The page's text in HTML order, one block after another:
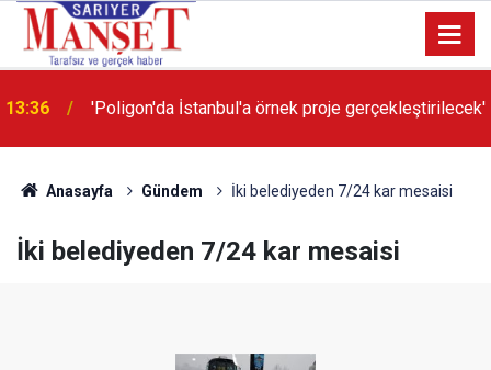
13:36 'Poligon'da İstanbul'a örnek proje gerçekleştirilecek'
Anasayfa Gündem İki belediyeden 7/24 kar mesaisi
İki belediyeden 7/24 kar mesaisi